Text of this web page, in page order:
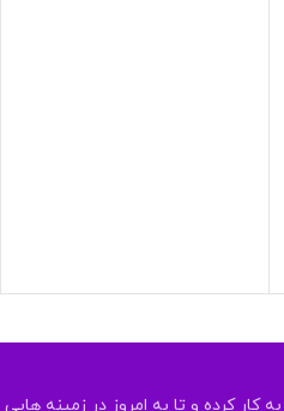
چاپخش از سال ۱۳۳۶ آغاز به کار کرده و تا به امروز در زمینه هایی